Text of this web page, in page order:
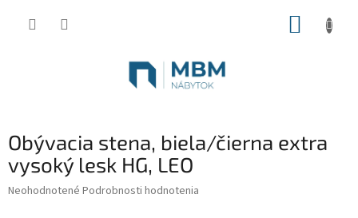
Obývacia stena, biela/čierna extra
vysoký lesk HG, LEO
Priemerné
Neohodnotené Podrobnosti hodnotenia